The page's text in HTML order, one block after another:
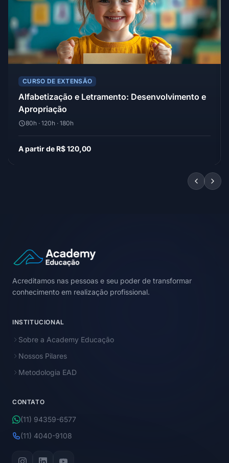
CURSO DE EXTENSÃO
Alfabetização e Letramento: Desenvolvimento e
Apropriação
80h · 120h · 180h
A partir de R$ 120,00
Acreditamos nas pessoas e seu poder de transformar
conhecimento em realização profissional.
INSTITUCIONAL
Sobre a Academy Educação
Nossos Pilares
Metodologia EAD
CONTATO
(11) 94359-6577
(11) 4040-9108